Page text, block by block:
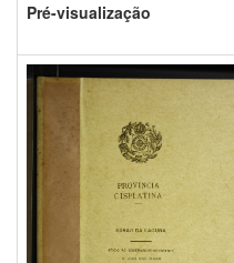
Pré-visualização